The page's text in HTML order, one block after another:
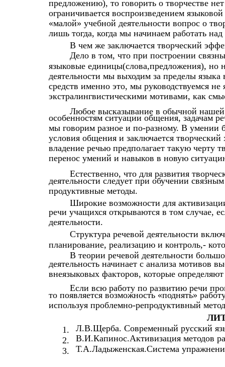
предложению), то говорить о творчестве
ограничивается воспроизведением
«малой» учебной деятельности вопрос о
лишь тогда, когда мы начинаем работать
В чем же заключается творческий
Дело в том, что при построении
языковые единицы(слова,предложения), но
деятельности мы выходим за пределы
средств именно это, мы руководствуемся
экстралингвистическими мотивами, как
Любое высказывание в обычной
особенностям ситуации общения, задачам
мы говорим разное и по-разному. В умении
условия общения и заключается
владение речью предполагает такую черту
перенос умений и навыков в новую
Естественно, что для развития
деятельности следует при обучении
продуктивные методы.
Широкие возможности для
речи учащихся открываются в том случае,
деятельности.
Структура речевой деятельности
планирование, реализацию и контроль,-
В теории речевой деятельности
деятельность начинает с анализа мотивов
внеязыковых факторов, которые
Если всю работу по развитию речи
то появляется возможность «поднять»
используя проблемно-репродуктивный
1.
Л.В.Щерба. Современный русский
2.
В.И.Капинос.Активизация методов
3.
Т.А.Ладыженская.Система